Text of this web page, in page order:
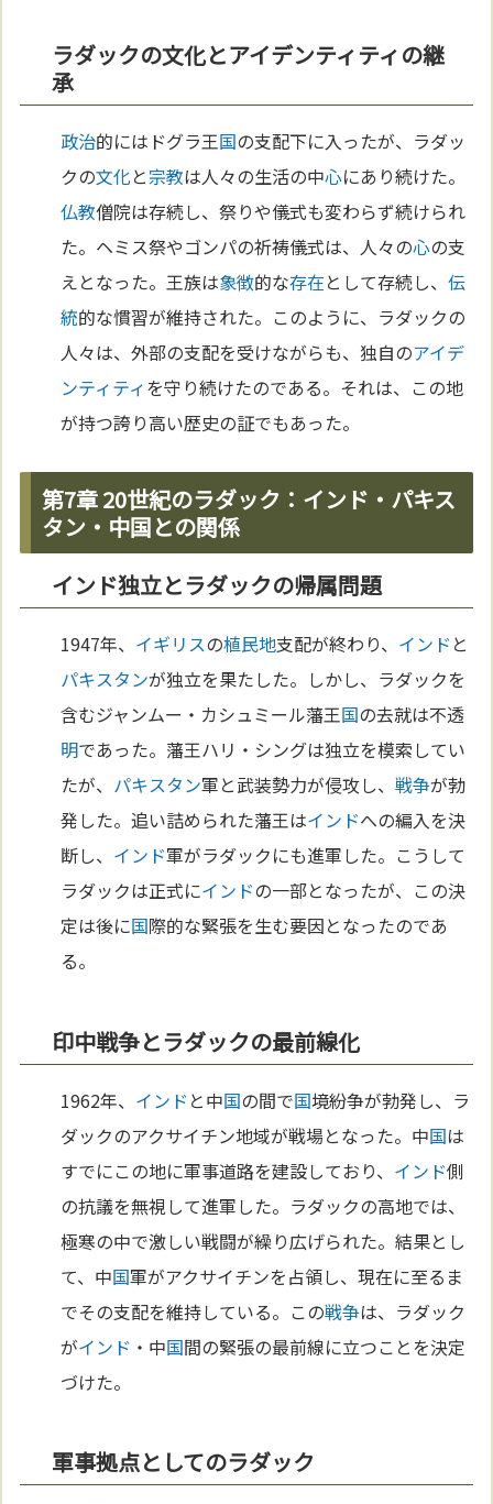
ラダックの文化とアイデンティティの継
承
政治的にはドグラ王国の支配下に入ったが、ラダッ
クの文化と宗教は人々の生活の中心にあり続けた。
仏教僧院は存続し、祭りや儀式も変わらず続けられ
た。ヘミス祭やゴンパの祈祷儀式は、人々の心の支
えとなった。王族は象徴的な存在として存続し、伝
統的な慣習が維持された。このように、ラダックの
人々は、外部の支配を受けながらも、独自のアイデ
ンティティを守り続けたのである。それは、この地
が持つ誇り高い歴史の証でもあった。
第7章 20世紀のラダック：インド・パキス
タン・中国との関係
インド独立とラダックの帰属問題
1947年、 イギリスの植民地支配が終わり、 インド と
パキスタンが独立を果たした。しかし、ラダックを
含むジャンムー・カシュミール藩王国の去就は不透
明であった。藩王ハリ・シングは独立を模索してい
たが、 パキスタン軍と武装勢力が侵攻し、戦争が勃
発した。追い詰められた藩王はインドへの編入を決
断し、 インド軍がラダックにも進軍した。こうして
ラダックは正式にインドの一部となったが、この決
定は後に国際的な緊張を生む要因となったのであ
る。
印中戦争とラダックの最前線化
1962年、 インド と中国の間で国境紛争が勃発し、ラ
ダックのアクサイチン地域が戦場となった。中国は
すでにこの地に軍事道路を建設しており、 インド側
の抗議を無視して進軍した。ラダックの高地では、
極寒の中で激しい戦闘が繰り広げられた。結果とし
て、中国軍がアクサイチンを占領し、現在に至るま
でその支配を維持している。この戦争は、ラダック
がインド ・中国間の緊張の最前線に立つことを決定
づけた。
軍事拠点としてのラダック